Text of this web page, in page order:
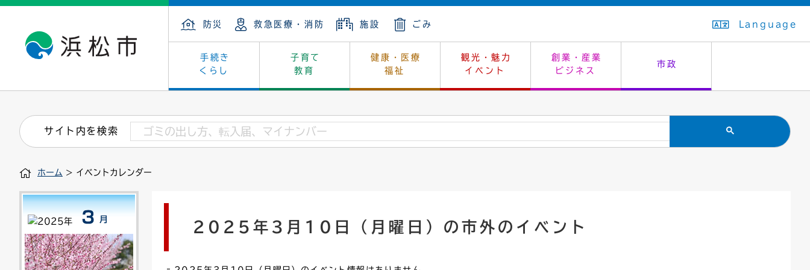
防災 救急医療・消防 施設 ごみ Language
手続き
くらし
子育て
教育
健康・医療
福祉
観光・魅力
イベント
創業・産業
ビジネス
市政
戸籍・住民の手続き 保険・年金 上下水道 生活排水
住まい・建築 墓地・斎場 消費生活 市民安全
税金
道路・交通・河川
印鑑登録証明書 戸籍謄本・抄本 住所変更
道路台帳
子育て・青少年・若者 教育 生涯学習 教育委員会
看護専門学校 学級閉鎖 幼稚園一覧 入学式・卒業式
小学校一覧
健康・医療 福祉 休日当番医 救急・夜間診療
介護保険 保健所 感染症
文化・芸術 文化財 レジャー・スポーツ 施設予約（まつぼっくり）
浜松・浜名湖だいすきネット はじめよう、ハマライフ はたちの集い
産業振興 カーボンニュートラル 土地 指定管理者制度
発注情報(入札・契約) 福祉・介護 環境対策 公共事業の技術監理
募集
市の概要 庁舎案内 市長の部屋 議会
外郭団体 統計 選挙 オープンデータ
職員採用
行政区
会議 情報公開・個人情報 監査
附属機関
サイト内を検索
ホーム > イベントカレンダー
2025年3月10日（月曜日）の市外のイベント